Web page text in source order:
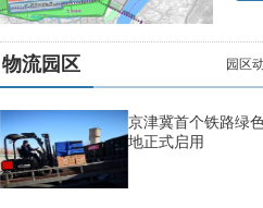
物流园区 园区
京津冀首个铁路绿
地正式启用